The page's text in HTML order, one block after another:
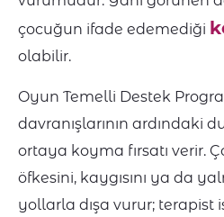
çocuğun ifade edemediği
olabilir.
Oyun Temelli Destek
davranışlarının ardındaki
ortaya koyma fırsatı verir.
öfkesini, kaygısını ya da
yollarla dışa vurur; terapist